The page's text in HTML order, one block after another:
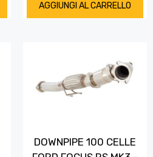
AGGIUNGI AL CARRELLO
DOWNPIPE 100 CELLE